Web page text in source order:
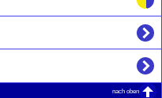
nach oben